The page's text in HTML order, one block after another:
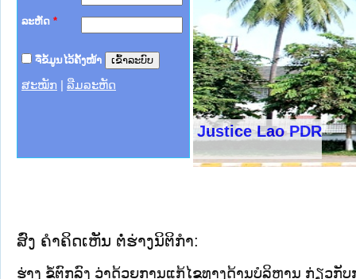
ລະຫັດ *
ຈື່ຂໍ້ມູນໄວ້ຄັ້ງໜ້າ
ສະໝັກ ລືມລະຫັດ
Ministry of Justice Lao PDR
າຊົນ ພາກເໜືອ
ການ
ກາງ
ໃຕ້
ຕຳຫຼວດປະຊາຊົນ
ສັນຕິບານປະຊາຊົນ
ກເໜືອ
າຊົນ ພາກກາງ
ສົ່ງ ຄໍາຄິດເຫັນ ຕໍ່ຮ່າງນິຕິກໍາ:
ຮ່າງ ຂໍ້ຕົກລົງ ວ່າດ້ວຍການແກ້ໄຂທາງດ້ານບໍລິຫານ ກ່ຽວ